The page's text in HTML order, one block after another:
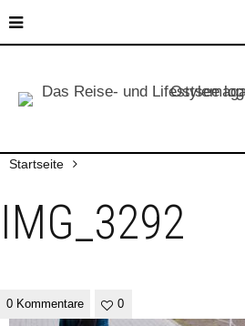
Startseite
IMG_3292
0 Kommentare 0